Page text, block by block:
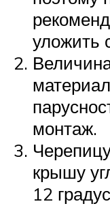
уложить
монтаж.
крышу
12